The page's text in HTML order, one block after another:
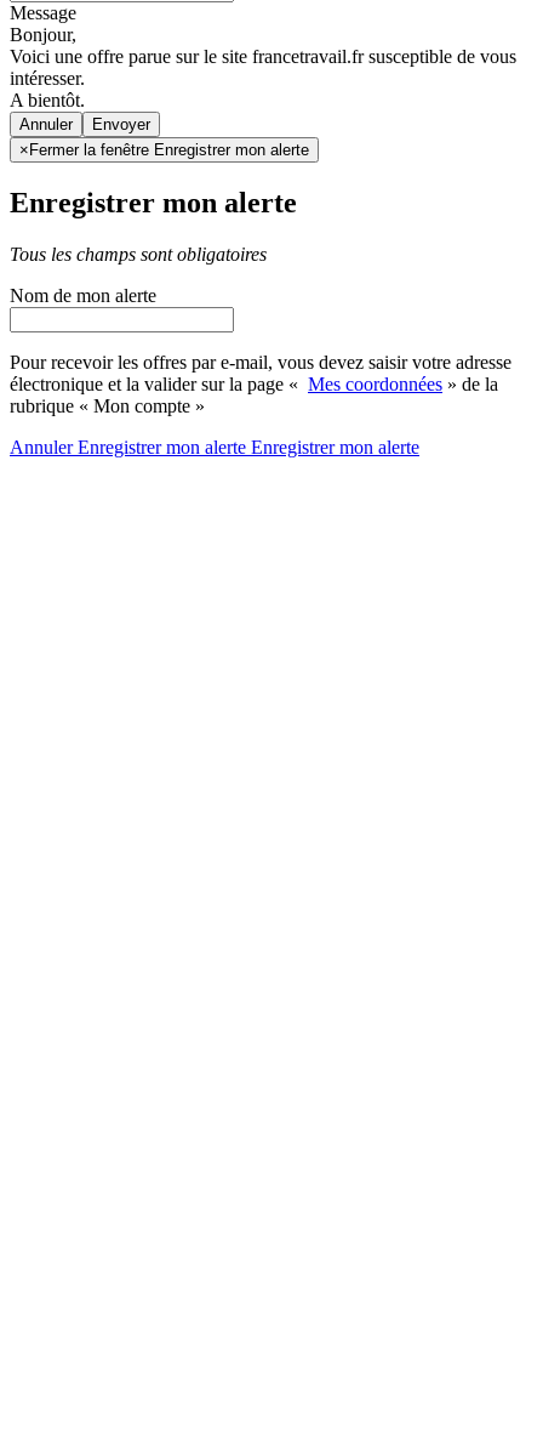
Message
Bonjour,
Voici une offre parue sur le site francetravail.fr susceptible de vous
intéresser.
A bientôt.
Annuler
× Fermer la fenêtre Enregistrer mon alerte
Enregistrer mon alerte
Tous les champs sont obligatoires
Nom de mon alerte
Pour recevoir les offres par e-mail, vous devez saisir votre adresse
électronique et la valider sur la page « Mes coordonnées » de la
rubrique « Mon compte »
AnnulerEnregistrer mon alerte Enregistrermon alerte